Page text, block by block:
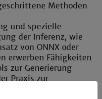
Methoden
und spezielle
der Inferenz, wie
von ONNX oder
erwerben Fähigkeiten
zur Generierung
Praxis zur
verwendet